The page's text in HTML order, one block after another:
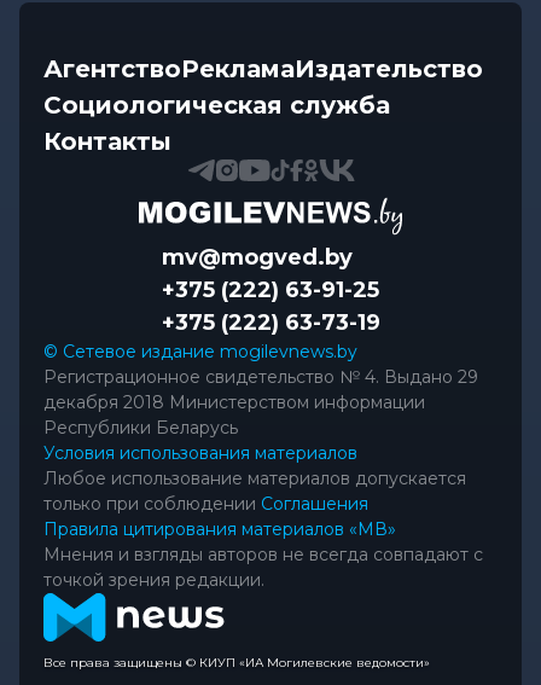
АгентствоРекламаИздательство
Социологическая служба
Контакты
mv@mogved.by
+375 (222) 63-91-25
+375 (222) 63-73-19
© Сетевое издание mogilevnews.by
Регистрационное свидетельство № 4. Выдано 29
декабря 2018 Министерством информации
Республики Беларусь
Условия использования материалов
Любое использование материалов допускается
только при соблюдении Соглашения
Правила цитирования материалов «МВ»
Мнения и взгляды авторов не всегда совпадают с
точкой зрения редакции.
Все права защищены © КИУП «ИА Могилевские ведомости»